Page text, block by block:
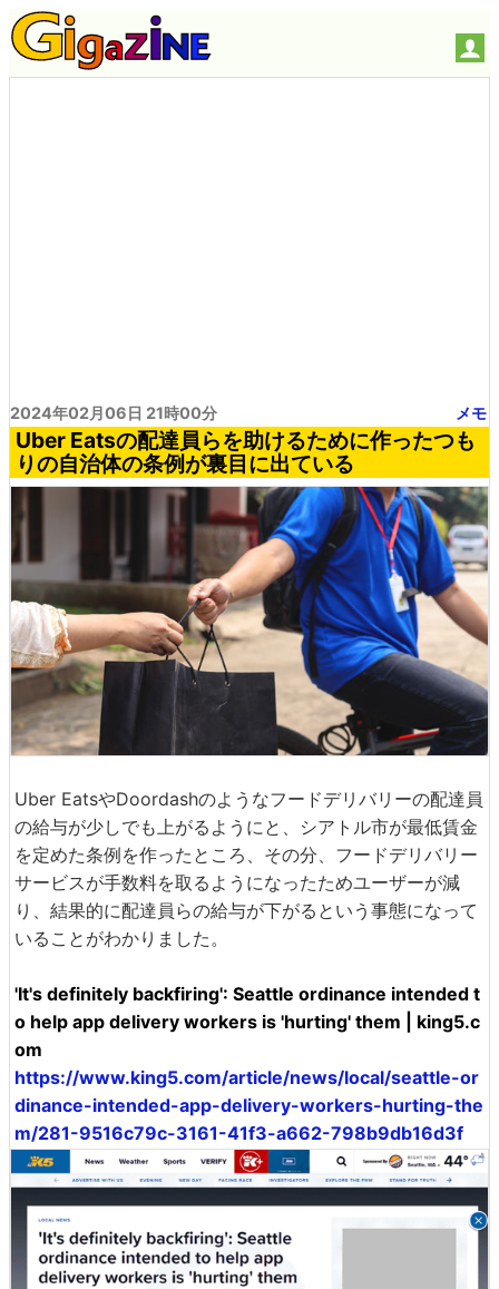
2024年02月06日 21時00分 メモ
Uber Eatsの配達員らを助けるために作ったつも
りの自治体の条例が裏目に出ている
Uber EatsやDoordashのようなフードデリバリーの配達員
の給与が少しでも上がるようにと、シアトル市が最低賃金
を定めた条例を作ったところ、その分、フードデリバリー
サービスが手数料を取るようになったためユーザーが減
り、結果的に配達員らの給与が下がるという事態になって
いることがわかりました。
'It's definitely backfiring': Seattle ordinance intended t
o help app delivery workers is 'hurting' them | king5.c
om
https://www.king5.com/article/news/local/seattle-or
dinance-intended-app-delivery-workers-hurting-the
m/281-9516c79c-3161-41f3-a662-798b9db16d3f